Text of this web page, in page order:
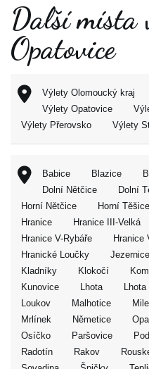
Další místa
Opatovice
Výlety Olomoucký kraj
Výlety Opatovice
Výlety Přerovsko
Výlety
Babice Blazice
Dolní Nětčice
Dolní
Horní Nětčice
Horní Těšice
Hranice
Hranice III-Velká
Hranice V-Rybáře
Hranice
Hranické Loučky
Jezernice
Kladníky
Klokočí
Kunovice
Lhota Lhota
Loukov
Malhotice
Mrlínek
Němetice
Osíčko
Paršovice
Radotín
Rakov